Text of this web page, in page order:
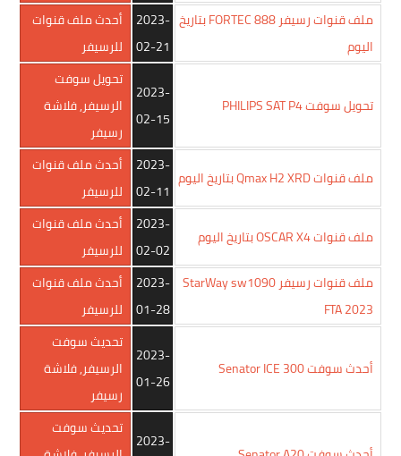
ملف قنوات رسيفر FORTEC 888 بتاريخ
اليوم
2023-
02-21
أحدث ملف قنوات
للرسيفر
تحويل سوفت PHILIPS SAT P4
2023-
02-15
تحويل سوفت
الرسيفر,فلاشة
رسيفر
ملف قنوات Qmax H2 XRD بتاريخ اليوم
2023-
02-11
أحدث ملف قنوات
للرسيفر
ملف قنوات OSCAR X4 بتاريخ اليوم
2023-
02-02
أحدث ملف قنوات
للرسيفر
ملف قنوات رسيفر StarWay sw1090
FTA 2023
2023-
01-28
أحدث ملف قنوات
للرسيفر
أحدث سوفت Senator ICE 300
2023-
01-26
تحديث سوفت
الرسيفر,فلاشة
رسيفر
2023-
تحديث سوفت